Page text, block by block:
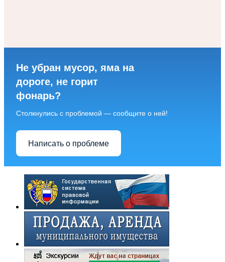
Не убран мусор, яма на
дороге, не горит
фонарь?
Столкнулись с проблемой — сообщите о ней!
Написать о проблеме